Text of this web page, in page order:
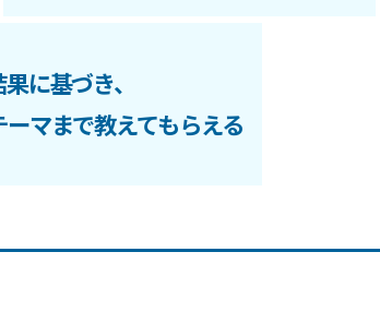
に基づき、
マまで教えてもらえる